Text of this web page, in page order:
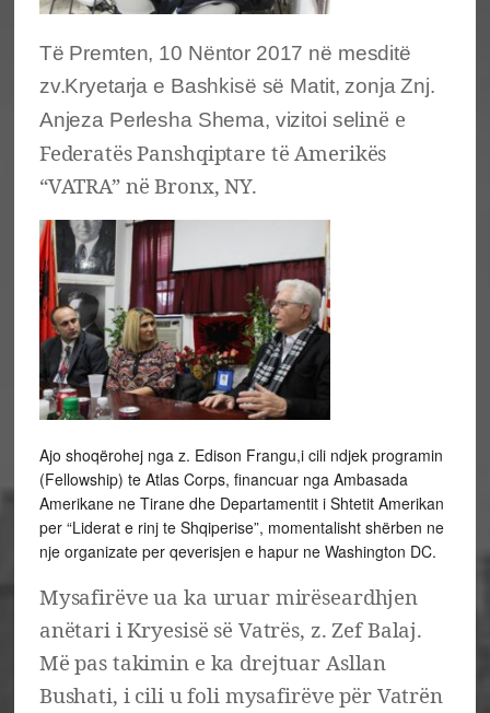
Të Premten, 10 Nëntor 2017 në mesditë
zv.Kryetarja e Bashkisë së Matit, zonja Znj.
Anjeza Perlesha Shema, vizitoi selinë e
Federatës Panshqiptare të Amerikës
“VATRA” në Bronx, NY.
Ajo shoqërohej nga z. Edison Frangu,i cili ndjek programin
(Fellowship) te Atlas Corps, financuar nga Ambasada
Amerikane ne Tirane dhe Departamentit i Shtetit Amerikan
per “Liderat e rinj te Shqiperise”, momentalisht shërben ne
nje organizate per qeverisjen e hapur ne Washington DC.
Mysafirëve ua ka uruar mirëseardhjen
anëtari i Kryesisë së Vatrës, z. Zef Balaj.
Më pas takimin e ka drejtuar Asllan
Bushati, i cili u foli mysafirëve për Vatrën